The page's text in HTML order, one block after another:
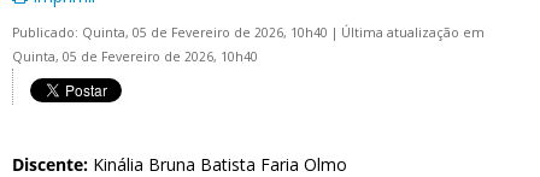
Publicado: Quinta, 05 de Fevereiro de 2026, 10h40 | Última atualização em
Quinta, 05 de Fevereiro de 2026, 10h40
Discente: Kinália Bruna Batista Faria Olmo